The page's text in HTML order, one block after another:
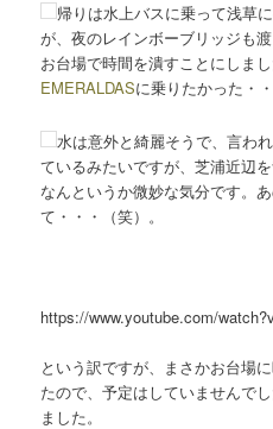
帰りは水上バスに乗って浅草
が、夜のレインボーブリッジも
お台場で時間を潰すことにしま
EMERALDASに乗りたかった・・
水は意外と綺麗そうで、言わ
ているみたいですが、芝浦近辺
なんというか微妙な気分です。
て・・・（笑）。
https://www.youtube.com/
という訳ですが、まさかお台場
たので、予定はしていませんで
ました。